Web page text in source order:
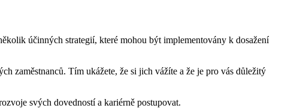
účinných strategií, které mohou být implementovány k dosažení
zaměstnanců. Tím ukážete, že si jich vážíte a že je pro vás důležitý
svých dovedností a kariérně postupovat.